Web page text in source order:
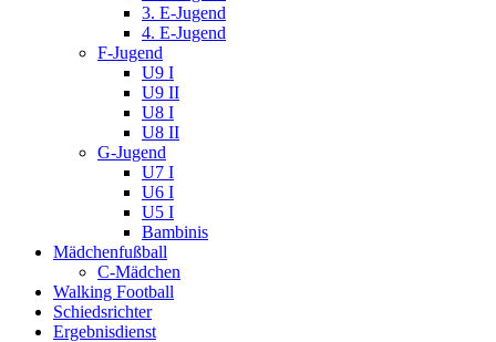
3. E-Jugend
4. E-Jugend
F-Jugend
U9 I
U9 II
U8 I
U8 II
G-Jugend
U7 I
U6 I
U5 I
Bambinis
Mädchenfußball
C-Mädchen
Walking Football
Schiedsrichter
Ergebnisdienst